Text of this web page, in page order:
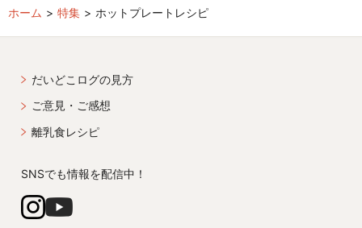
ホーム 特集 ホットプレートレシピ
だいどこログの見方
ご意見・ご感想
離乳食レシピ
SNSでも情報を配信中！